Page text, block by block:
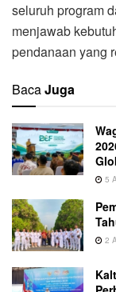
seluruh program
menjawab
pendanaan yang
BacaJuga
5
2